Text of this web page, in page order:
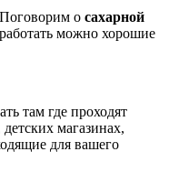
Поговорим о сахарной
можно хорошие
там где проходят
магазинах,
для вашего